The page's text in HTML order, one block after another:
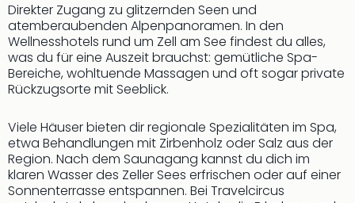
Direkter Zugang zu glitzernden Seen und
atemberaubenden Alpenpanoramen. In den
Wellnesshotels rund um Zell am See findest du alles,
was du für eine Auszeit brauchst: gemütliche Spa-
Bereiche, wohltuende Massagen und oft sogar private
Rückzugsorte mit Seeblick.
Viele Häuser bieten dir regionale Spezialitäten im Spa,
etwa Behandlungen mit Zirbenholz oder Salz aus der
Region. Nach dem Saunagang kannst du dich im
klaren Wasser des Zeller Sees erfrischen oder auf einer
Sonnenterrasse entspannen. Bei Travelcircus